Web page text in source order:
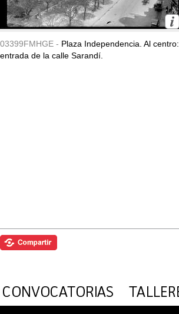
03399FMHGE - Plaza Independencia. Al centro:
entrada de la calle Sarandí.